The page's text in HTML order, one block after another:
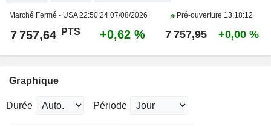
Marché Fermé - USA22:50:24 07/08/2026 Pré-ouverture 13:18:12
7 757,64 PTS +0,62 % 7 757,95 +0,00 %
Graphique
Durée Période